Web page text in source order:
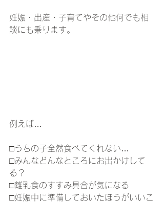
妊娠・出産・子育てやその他何でも相
談にも乗ります。
例えば…
□うちの子全然食べてくれない…
□みんなどんなところにお出かけして
る？
□離乳食のすすみ具合が気になる
□妊娠中に準備しておいたほうがいいこ